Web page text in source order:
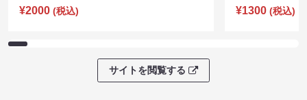
¥2000 (税込)
¥1300 (税込)
サイトを閲覧する